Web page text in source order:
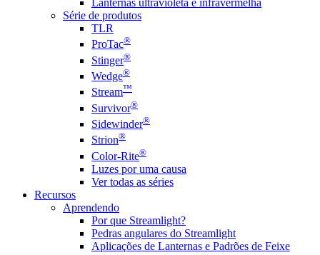
Lanternas ultravioleta e infravermelha
Série de produtos
TLR
ProTac®
Stinger®
Wedge®
Stream™
Survivor®
Sidewinder®
Strion®
Color-Rite®
Luzes por uma causa
Ver todas as séries
Recursos
Aprendendo
Por que Streamlight?
Pedras angulares do Streamlight
Aplicações de Lanternas e Padrões de Feixe